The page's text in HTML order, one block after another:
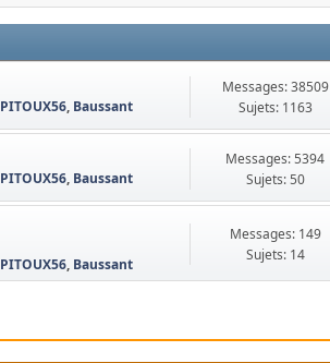
PITOUX56, Baussant
Messages: 38509
Sujets: 1163
PITOUX56, Baussant
Messages: 5394
Sujets: 50
PITOUX56, Baussant
Messages: 149
Sujets: 14